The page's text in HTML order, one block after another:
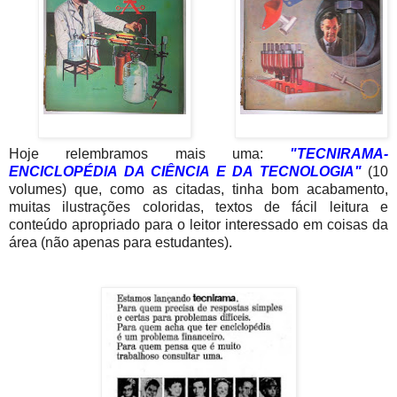
Hoje relembramos mais uma: "TECNIRAMA-
ENCICLOPÉDIA DA CIÊNCIA E DA TECNOLOGIA" (10
volumes) que, como as citadas, tinha bom acabamento,
muitas ilustrações coloridas, textos de fácil leitura e
conteúdo apropriado para o leitor interessado em coisas da
área (não apenas para estudantes).